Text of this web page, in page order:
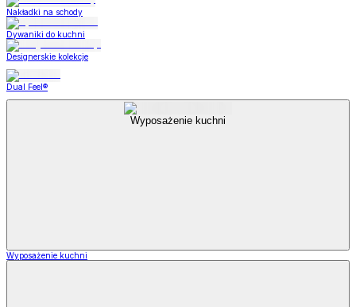
Nakładki na schody
Dywaniki do kuchni
Designerskie kolekcje
Dual Feel®
Wyposażenie kuchni
Wyposażenie kuchni